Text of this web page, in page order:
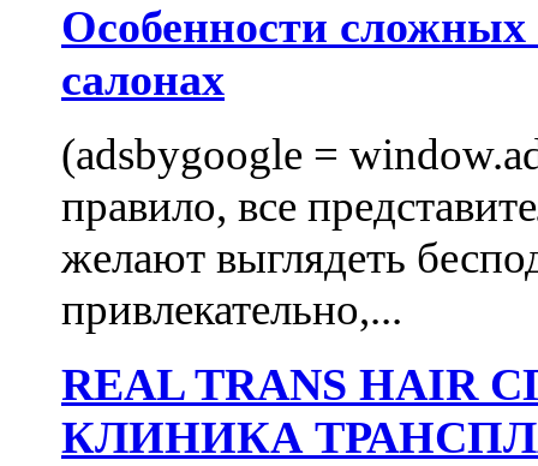
Особенности
салонах
(adsbygoogle =
правило, все
желают выглядеть
привлекательно,...
REAL TRANS
КЛИНИКА